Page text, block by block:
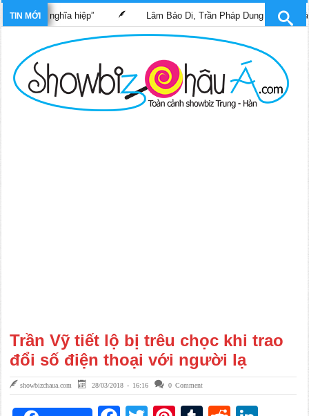
TIN MỚI
nghĩa hiệp” Lâm Bảo Di, Trần Pháp Dung tái ngộ màn ảnh
Trần Vỹ tiết lộ bị trêu chọc khi trao
đổi số điện thoại với người lạ
showbizchaua.com 28/03/2018 - 16:16 0 Comment